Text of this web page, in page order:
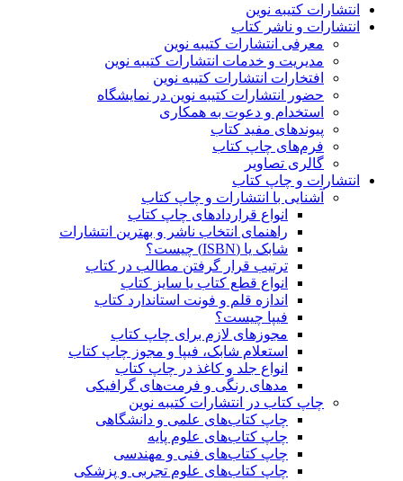
انتشارات کتیبه نوین
انتشارات و ناشر کتاب
معرفی انتشارات کتیبه نوین
مدیریت و خدمات انتشارات کتیبه نوین
افتخارات انتشارات کتیبه نوین
حضور انتشارات کتیبه نوین در نمایشگاه‌
استخدام و دعوت به همکاری
پیوندهای مفید کتاب
فرم‌های چاپ کتاب
گالری تصاویر
انتشارات و چاپ کتاب
آشنایی با انتشارات و چاپ کتاب
انواع قراردادهای چاپ کتاب
راهنمای انتخاب ناشر و بهترین انتشارات
شابک یا (ISBN) چیست؟
ترتیب قرار گرفتن مطالب در کتاب
انواع قطع کتاب یا سایز کتاب
اندازه قلم و فونت استاندارد کتاب
فیپا چیست؟
مجوزهای لازم برای چاپ کتاب
استعلام شابک، فیپا و مجوز چاپ کتاب
انواع جلد و کاغذ در چاپ کتاب
مدهای رنگی و فرمت‌های گرافیکی
چاپ کتاب در انتشارات کتیبه نوین
چاپ کتاب‌های علمی و دانشگاهی
چاپ کتاب‌های علوم پایه
چاپ کتاب‌های فنی و مهندسی
چاپ کتاب‌های علوم تجربی و پزشکی